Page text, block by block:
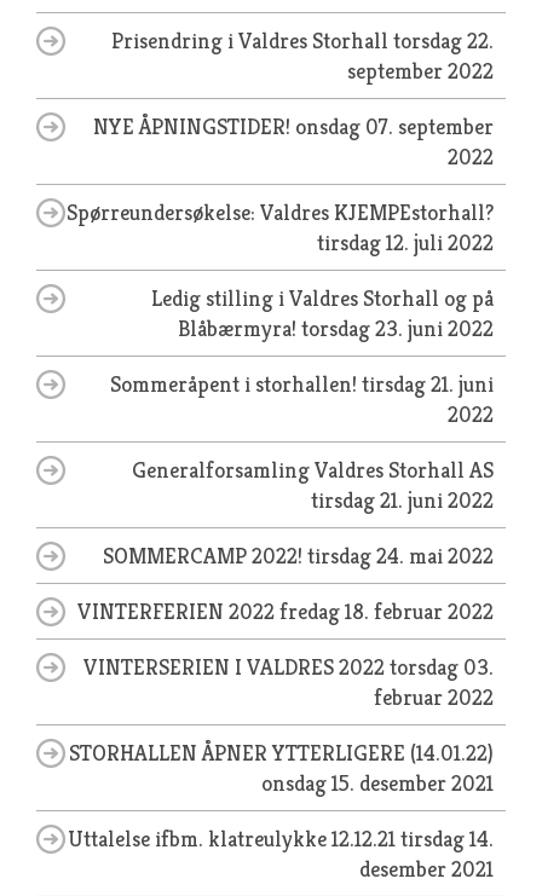
Prisendring i Valdres Storhall torsdag 22.
september 2022
NYE ÅPNINGSTIDER! onsdag 07. september
2022
Spørreundersøkelse: Valdres KJEMPEstorhall?
tirsdag 12. juli 2022
Ledig stilling i Valdres Storhall og på
Blåbærmyra! torsdag 23. juni 2022
Sommeråpent i storhallen! tirsdag 21. juni
2022
Generalforsamling Valdres Storhall AS
tirsdag 21. juni 2022
SOMMERCAMP 2022! tirsdag 24. mai 2022
VINTERFERIEN 2022fredag 18. februar 2022
VINTERSERIEN I VALDRES 2022torsdag 03.
februar 2022
STORHALLEN ÅPNER YTTERLIGERE (14.01.22)
onsdag 15. desember 2021
Uttalelse ifbm. klatreulykke 12.12.21tirsdag 14.
desember 2021